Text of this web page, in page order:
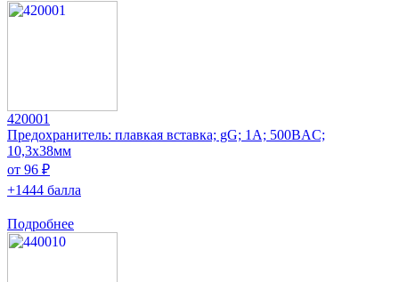
420001
Предохранитель: плавкая вставка; gG; 1А; 500ВAC;
10,3x38мм
от 96 ₽
+1444 балла
Подробнее